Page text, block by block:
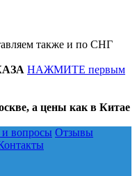
также и по СНГ
НАЖМИТЕ первым
а цены как в Китае
и вопросы Отзывы